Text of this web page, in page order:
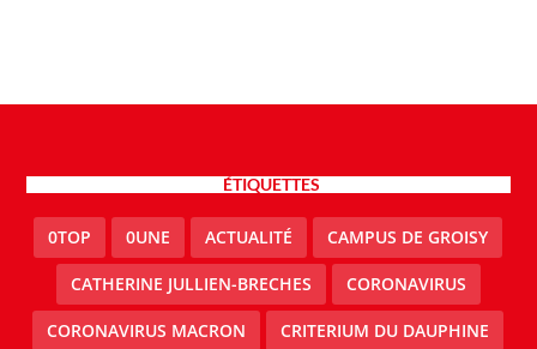
ÉTIQUETTES
0TOP 0UNE ACTUALITÉ CAMPUS DE GROISY
CATHERINE JULLIEN-BRECHES CORONAVIRUS
CORONAVIRUS MACRON CRITERIUM DU DAUPHINE